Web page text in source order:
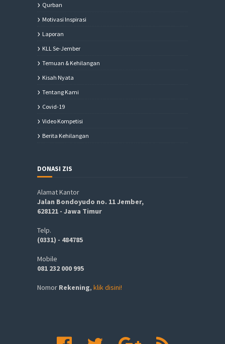
Qurban
Motivasi Inspirasi
Laporan
KLL Se-Jember
Temuan & Kehilangan
Kisah Nyata
Tentang Kami
Covid-19
Video Kompetisi
Berita Kehilangan
DONASI ZIS
Alamat Kantor
Jalan Bondoyudo no. 11 Jember,
628121 - Jawa Timur
Telp.
(0331) - 484785
Mobile
081 232 000 995
Nomor Rekening, klik disini!